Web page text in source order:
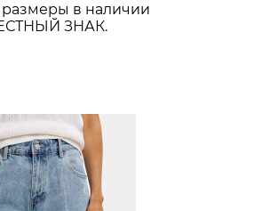
в наличии
ЗНАК.